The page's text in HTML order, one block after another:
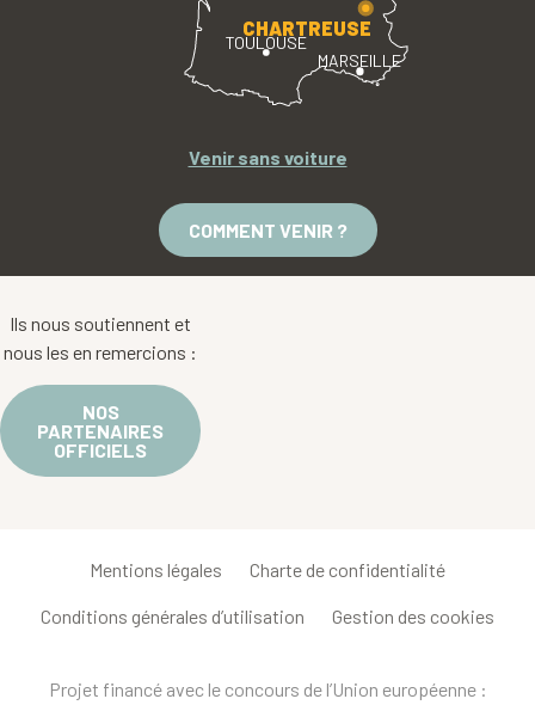
TOULOUSE
MARSEILLE
CHARTREUSE
Venir sans voiture
COMMENT VENIR ?
Ils nous soutiennent et
nous les en remercions :
NOS
PARTENAIRES
OFFICIELS
Mentions légales Charte de confidentialité
Conditions générales d’utilisation Gestion des cookies
Projet financé avec le concours de l’Union européenne :